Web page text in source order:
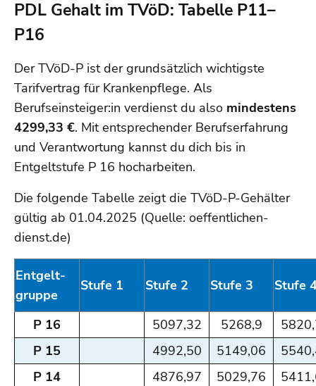
PDL Gehalt im TVöD: Tabelle P11–
P16
Der TVöD-P ist der grundsätzlich wichtigste
Tarifvertrag für Krankenpflege. Als
Berufseinsteiger:in verdienst du also mindestens
4299,33 €. Mit entsprechender Berufserfahrung
und Verantwortung kannst du dich bis in
Entgeltstufe P 16 hocharbeiten.
Die folgende Tabelle zeigt die TVöD-P-Gehälter
gültig ab 01.04.2025 (Quelle: oeffentlichen-
dienst.de)
Entgelt-
gruppe
Stufe 1 Stufe 2 Stufe 3 Stufe
P 16 5097,32 5268,9
P 15
4992,50 5149,06
P 14
4876,97 5029,76